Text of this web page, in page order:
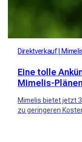
Direktverkauf
Eine tolle
Mimelis-
Mimelis bietet jetzt
zu geringeren